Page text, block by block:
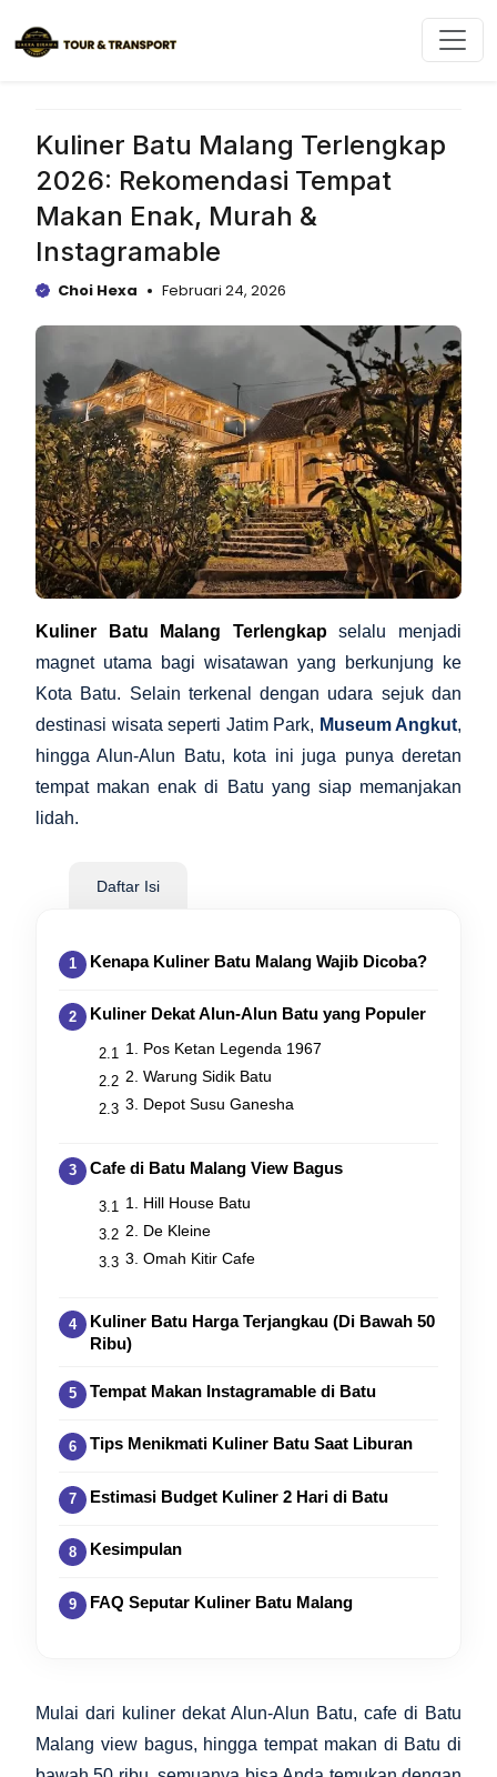
ke
Kuliner Batu Malang Terlengkap
2026: Rekomendasi Tempat
Makan Enak, Murah &
Instagramable
Choi Hexa Februari 24, 2026
Kuliner Batu Malang Terlengkapselalu menjadi
magnet utama bagi wisatawan yang berkunjung ke
Kota Batu. Selain terkenal dengan udara sejuk dan
destinasi wisata seperti Jatim Park, Museum Angkut,
hingga Alun-Alun Batu, kota ini juga punya deretan
tempat makan enak di Batu yang siap memanjakan
lidah.
Daftar Isi
Kenapa Kuliner Batu Malang Wajib Dicoba?
Kuliner Dekat Alun-Alun Batu yang Populer
1. Pos Ketan Legenda 1967
2. Warung Sidik Batu
3. Depot Susu Ganesha
Cafe di Batu Malang View Bagus
1. Hill House Batu
2. De Kleine
3. Omah Kitir Cafe
Kuliner Batu Harga Terjangkau (Di Bawah 50
Ribu)
Tempat Makan Instagramable di Batu
Tips Menikmati Kuliner Batu Saat Liburan
Estimasi Budget Kuliner 2 Hari di Batu
Kesimpulan
FAQ Seputar Kuliner Batu Malang
Mulai dari kuliner dekat Alun-Alun Batu, cafe di Batu
Malang view bagus, hingga tempat makan di Batu di